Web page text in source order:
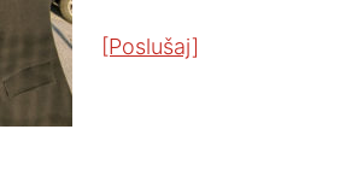
[Poslušaj]